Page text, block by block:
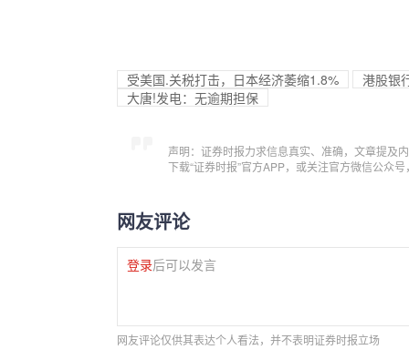
受美国.关税打击，日本经济萎缩1.8%
港股银
大唐!发电：无逾期担保
声明：证券时报力求信息真实、准确，文章提及
下载“证券时报”官方APP，或关注官方微信公众
网友评论
登录后可以发言
网友评论仅供其表达个人看法，并不表明证券时报立场